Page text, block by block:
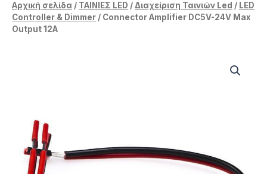
Αρχική σελίδα/ ΤΑΙΝΙΕΣ LED /Διαχείριση Ταινιών Led / LED
Controller & Dimmer/ Connector Amplifier DC5V-24V Max
Output 12A